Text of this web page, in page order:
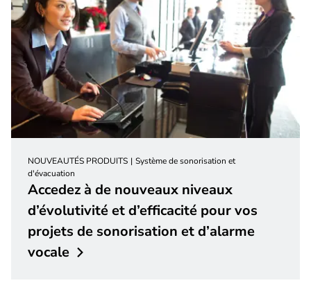
NOUVEAUTÉS PRODUITS
Système de sonorisation et
d'évacuation
Accedez à de nouveaux niveaux
d’évolutivité et d’efficacité pour vos
projets de sonorisation et d’alarme
vocale